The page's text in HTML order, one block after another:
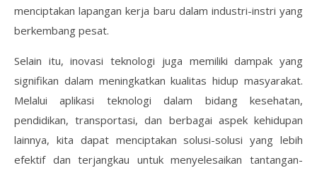
menciptakan lapangan kerja baru dalam industri-instri yang
berkembang pesat.
Selain itu, inovasi teknologi juga memiliki dampak yang
signifikan dalam meningkatkan kualitas hidup masyarakat.
Melalui aplikasi teknologi dalam bidang kesehatan,
pendidikan, transportasi, dan berbagai aspek kehidupan
lainnya, kita dapat menciptakan solusi-solusi yang lebih
efektif dan terjangkau untuk menyelesaikan tantangan-